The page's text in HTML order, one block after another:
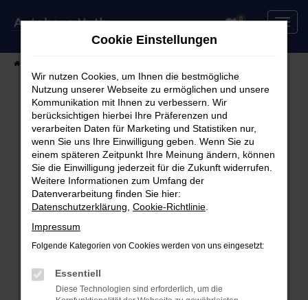
Zum
0
Fehler: Network Error
Beim Laden ist ein Fehler aufgetreten.
Hier sind ein paar Tipps, die dir helfen können:
Überprüfe deine Firewall und deine
Internetverbindung.
Laden andere Webseiten, zum Beispiel deine
Manche Erweiterungen, wie Werbeblocker,
können das Laden bestimmter Seiten
Cookie Einstellungen
Wir nutzen Cookies, um Ihnen die bestmögliche
Nutzung unserer Webseite zu ermöglichen und unsere
Kommunikation mit Ihnen zu verbessern. Wir
berücksichtigen hierbei Ihre Präferenzen und
verarbeiten Daten für Marketing und Statistiken nur,
wenn Sie uns Ihre Einwilligung geben. Wenn Sie zu
einem späteren Zeitpunkt Ihre Meinung ändern, können
Sie die Einwilligung jederzeit für die Zukunft widerrufen.
Weitere Informationen zum Umfang der
Datenverarbeitung finden Sie hier:
Datenschutzerklärung Cookie-Richtlinie
Impressum
Folgende Kategorien von Cookies werden von uns eingesetzt:
Essentiell
Diese Technologien sind erforderlich, um die